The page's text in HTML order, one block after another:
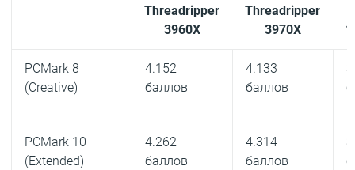
Threadripper
3960X
Threadripper
3970X
PCMark 8
(Creative)
4.152
баллов
4.133
баллов
PCMark 10
(Extended)
4.262
баллов
4.314
баллов